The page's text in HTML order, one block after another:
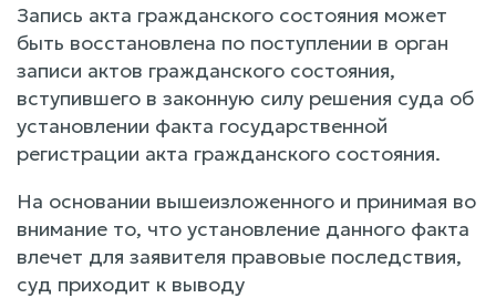
Запись акта гражданского состояния может
быть восстановлена по поступлении в орган
записи актов гражданского состояния,
вступившего в законную силу решения суда об
установлении факта государственной
регистрации акта гражданского состояния.
На основании вышеизложенного и принимая во
внимание то, что установление данного факта
влечет для заявителя правовые последствия,
суд приходит к выводу